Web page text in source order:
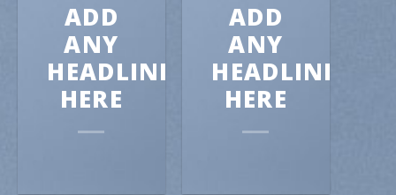
ADD
ANY
HEADLINE
HERE
ADD
ANY
HEADLINE
HERE